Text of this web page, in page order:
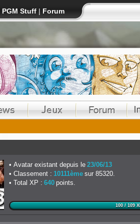
PGM Stuff | Forum
Avatar existant depuis le 23/06/13
Classement : 10111ème sur 85320.
Total XP : 640 points.
100 / 109